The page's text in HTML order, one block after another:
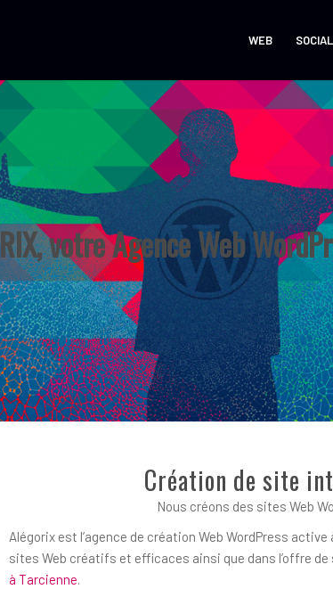
WEB SOCIAL
votre Agence Web
Création de site
Nous créons des sites Web
Alégorix est l’agence de création Web WordPress
sites Web créatifs et efficaces ainsi que dans l’offre
à Tarcienne.